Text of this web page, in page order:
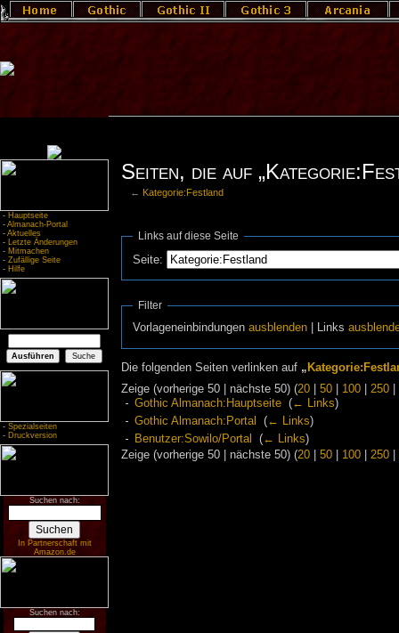
- Hauptseite
- Almanach-Portal
- Aktuelles
- Letzte Änderungen
- Mitmachen
- Zufällige Seite
- Hilfe
- Spezialseiten
- Druckversion
Suchen nach:
In Partnerschaft mit
Amazon.de
Suchen nach:
Seiten, die auf
← Kategorie:Festland
Links auf diese Seite
Seite:
Filter
Vorlageneinbindungenausblenden | Links
Die folgenden Seiten verlinken auf „
Zeige (vorherige 50 | nächste 50) (20| 50| 100| 250|
Gothic Almanach:Hauptseite‎ (← Links)
Gothic Almanach:Portal
(← Links)
Benutzer:Sowilo/Portal
(← Links)
Zeige (vorherige 50 | nächste 50) (20| 50| 100| 250|